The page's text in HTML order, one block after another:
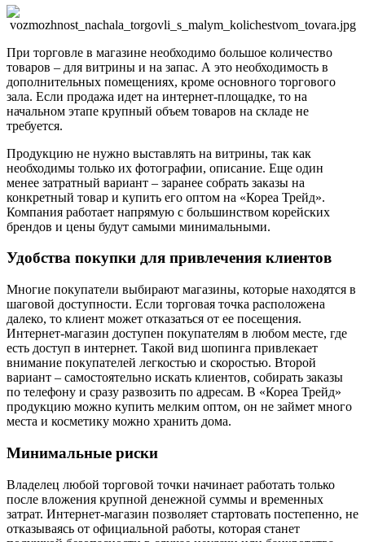
При торговле в магазине необходимо большое количество
товаров – для витрины и на запас. А это необходимость в
дополнительных помещениях, кроме основного торгового
зала. Если продажа идет на интернет-площадке, то на
начальном этапе крупный объем товаров на складе не
требуется.
Продукцию не нужно выставлять на витрины, так как
необходимы только их фотографии, описание. Еще один
менее затратный вариант – заранее собрать заказы на
конкретный товар и купить его оптом на «Кореа Трейд».
Компания работает напрямую с большинством корейских
брендов и цены будут самыми минимальными.
Удобства покупки для привлечения клиентов
Многие покупатели выбирают магазины, которые находятся в
шаговой доступности. Если торговая точка расположена
далеко, то клиент может отказаться от ее посещения.
Интернет-магазин доступен покупателям в любом месте, где
есть доступ в интернет. Такой вид шопинга привлекает
внимание покупателей легкостью и скоростью. Второй
вариант – самостоятельно искать клиентов, собирать заказы
по телефону и сразу развозить по адресам. В «Кореа Трейд»
продукцию можно купить мелким оптом, он не займет много
места и косметику можно хранить дома.
Минимальные риски
Владелец любой торговой точки начинает работать только
после вложения крупной денежной суммы и временных
затрат. Интернет-магазин позволяет стартовать постепенно, не
отказываясь от официальной работы, которая станет